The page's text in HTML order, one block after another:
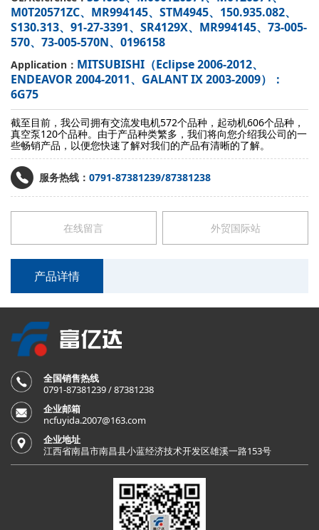
M0T20571ZC、MR994145、STM4945、150.935.082、
S130.313、91-27-3391、SR4129X、MR994145、73-005-
570、73-005-570N、0196158
Application： MITSUBISHI（Eclipse 2006-2012、
ENDEAVOR 2004-2011、GALANT IX 2003-2009）：
6G75
截至目前，我公司拥有交流发电机572个品种，起动机606个品种，
真空泵120个品种。由于产品种类繁多，我们将向您介绍我公司的一
些畅销产品，以便您快速了解对我们的产品有清晰的了解。
服务热线： 0791-87381239/87381238
在线留言 外贸国际站
产品详情
全国销售热线
0791-87381239 / 87381238
企业邮箱
ncfuyida.2007@163.com
企业地址
江西省南昌市南昌县小蓝经济技术开发区雄溪一路153号